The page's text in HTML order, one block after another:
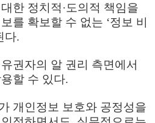
한 정치적 ·도의적 책임을
를 확보할 수 없는 ‘정보 비
다.
권자의 알 권리 측면에서
할 수 있다.
개인정보 보호와 공정성을